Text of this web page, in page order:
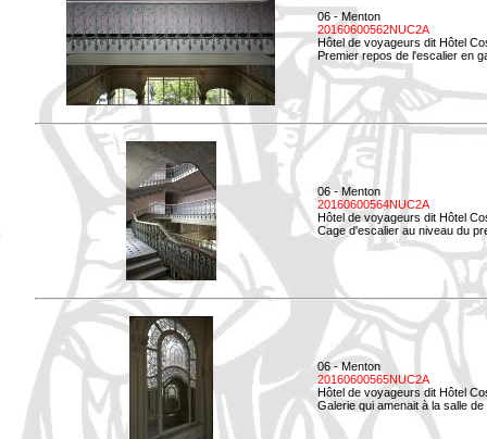
06 - Menton
20160600562NUC2A
Hôtel de voyageurs dit Hôtel
Premier repos de l'escalier en
06 - Menton
20160600564NUC2A
Hôtel de voyageurs dit Hôtel
Cage d'escalier au niveau du
06 - Menton
20160600565NUC2A
Hôtel de voyageurs dit Hôtel
Galerie qui amenait à la salle